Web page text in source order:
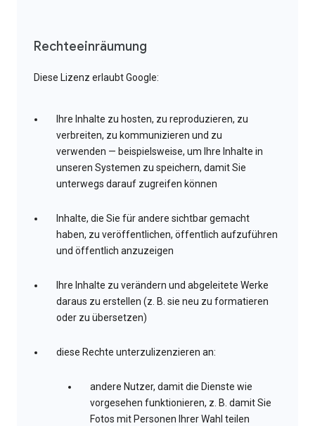
Rechteeinräumung
Diese Lizenz erlaubt Google:
Ihre Inhalte zu hosten, zu reproduzieren, zu
verbreiten, zu kommunizieren und zu
verwenden — beispielsweise, um Ihre Inhalte in
unseren Systemen zu speichern, damit Sie
unterwegs darauf zugreifen können
Inhalte, die Sie für andere sichtbar gemacht
haben, zu veröffentlichen, öffentlich aufzuführen
und öffentlich anzuzeigen
Ihre Inhalte zu verändern und abgeleitete Werke
daraus zu erstellen (z. B. sie neu zu formatieren
oder zu übersetzen)
diese Rechte unterzulizenzieren an:
andere Nutzer, damit die Dienste wie
vorgesehen funktionieren, z. B. damit Sie
Fotos mit Personen Ihrer Wahl teilen